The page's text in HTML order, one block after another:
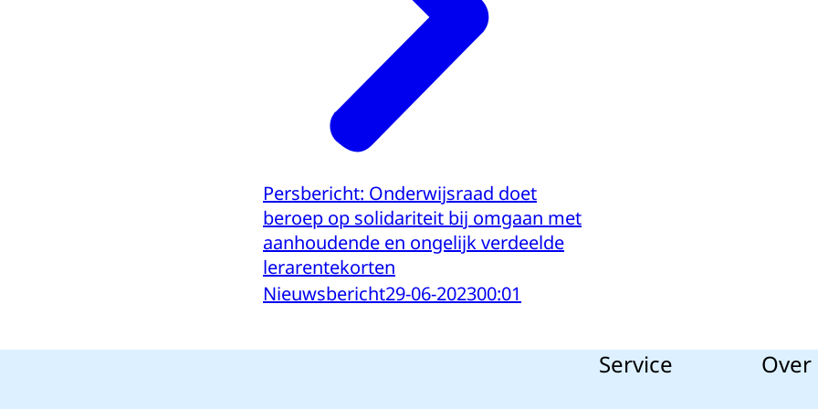
Persbericht: Onderwijsraad doet
beroep op solidariteit bij omgaan met
aanhoudende en ongelijk verdeelde
lerarentekorten
Nieuwsbericht29-06-202300:01
Service Over